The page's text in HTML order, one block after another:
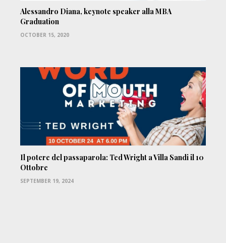
Alessandro Diana, keynote speaker alla MBA
Graduation
OCTOBER 15, 2020
Il potere del passaparola: Ted Wright a Villa Sandi il 10
Ottobre
SEPTEMBER 19, 2024